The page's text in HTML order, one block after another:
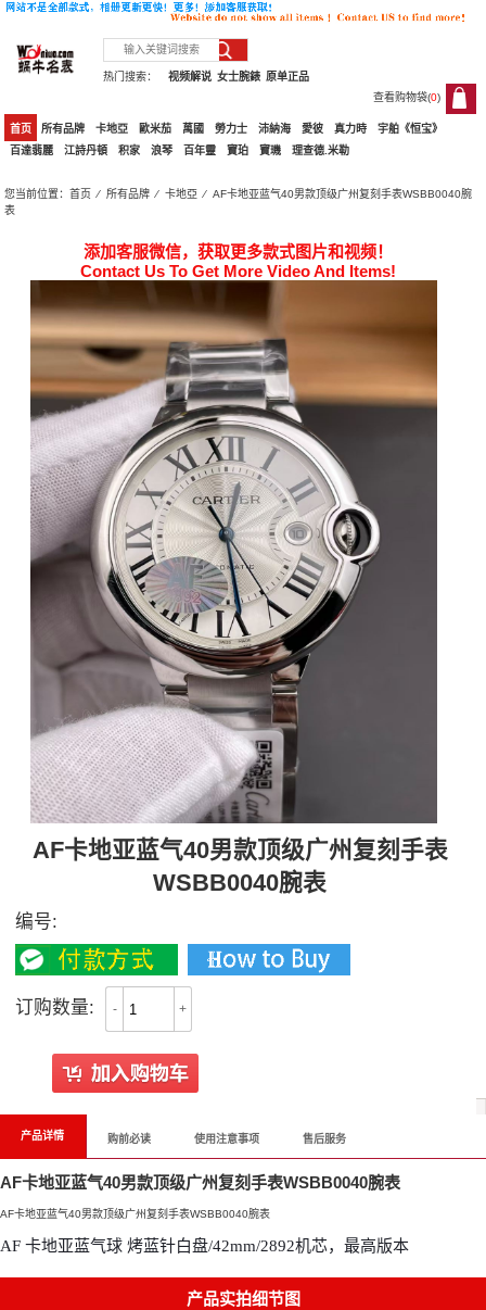
热门搜索： 原单正品
女士腕錶
视频解说
查看购物袋(0)
0
首页 所有品牌 卡地亞 歐米茄 萬國 勞力士 沛納海 愛彼 真力時
宇舶《恒宝》
百達翡麗
江詩丹頓 积家 浪琴 百年靈 寶珀 寶璣 理查德.米勒
您当前位置：首页 ⁄所有品牌 ⁄卡地亞 ⁄ AF卡地亚蓝气40男款顶级广州复刻手表WSBB0040腕
表
添加客服微信，获取更多款式图片和视频！
Contact Us To Get More Video And Items!
AF卡地亚蓝气40男款顶级广州复刻手表
WSBB0040腕表
编号:
订购数量: - +
产品详情 购前必读 使用注意事项 售后服务
AF卡地亚蓝气40男款顶级广州复刻手表WSBB0040腕表
AF卡地亚蓝气40男款顶级广州复刻手表WSBB0040腕表
AF 卡地亚蓝气球 烤蓝针白盘/42mm/2892机芯，最高版本
产品实拍细节图